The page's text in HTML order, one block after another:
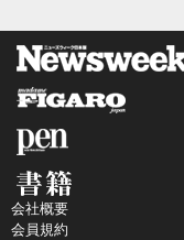
会社概要
会員規約